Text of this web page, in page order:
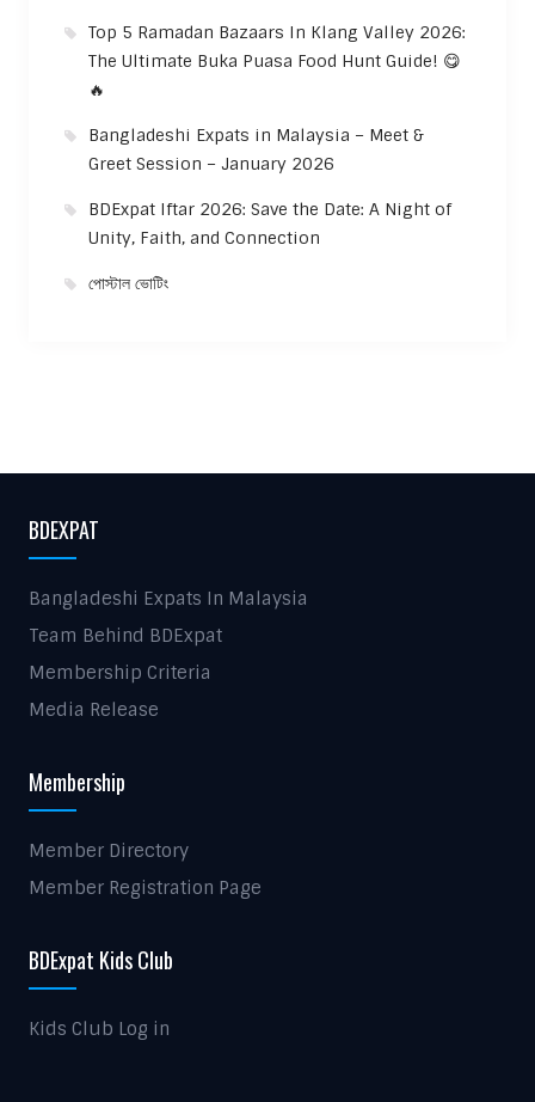
Top 5 Ramadan Bazaars In Klang Valley 2026:
The Ultimate Buka Puasa Food Hunt Guide! 😋
🔥
Bangladeshi Expats in Malaysia – Meet &
Greet Session – January 2026
BDExpat Iftar 2026: Save the Date: A Night of
Unity, Faith, and Connection
পোস্টাল ভোটিং
BDEXPAT
Bangladeshi Expats In Malaysia
Team Behind BDExpat
Membership Criteria
Media Release
Membership
Member Directory
Member Registration Page
BDExpat Kids Club
Kids Club Log in